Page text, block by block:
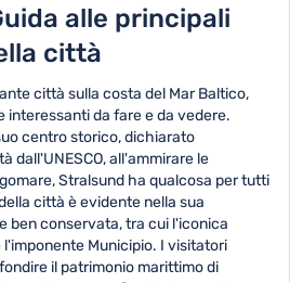
alle principali
città
città sulla costa del Mar Baltico,
interessanti da fare e da vedere.
centro storico, dichiarato
dall'UNESCO, all'ammirare le
Stralsund ha qualcosa per tutti
città è evidente nella sua
ben conservata, tra cui l'iconica
l'imponente Municipio. I visitatori
il patrimonio marittimo di